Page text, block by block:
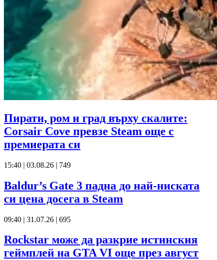
Пирати, ром и град върху скалите:
Corsair Cove превзе Steam още с
премиерата си
15:40 | 03.08.26 | 749
Baldur’s Gate 3 падна до най-ниската
си цена досега в Steam
09:40 | 31.07.26 | 695
Rockstar може да разкрие истинския
геймплей на GTA VI още през август